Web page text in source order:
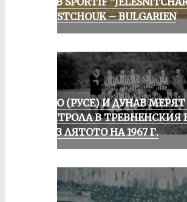
ROUSTCHOUK – BULGARIEN
ЛОКО (РУСЕ) И ДУНАВ МЕРЯТ
КОНТРОЛА В ТРЕВНЕНСКИЯ
ПРЕЗ ЛЯТОТО НА 1967 Г.